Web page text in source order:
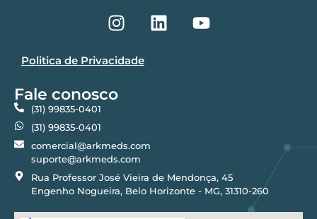
Politica de Privacidade
Fale conosco
(31) 99835-0401
(31) 99835-0401
comercial@arkmeds.com
suporte@arkmeds.com
Rua Professor José Vieira de Mendonça, 45
Engenho Nogueira, Belo Horizonte - MG, 31310-260